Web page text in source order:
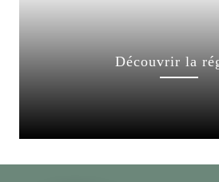
Découvrir la